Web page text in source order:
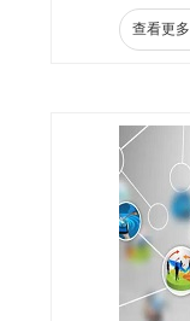
查看更多